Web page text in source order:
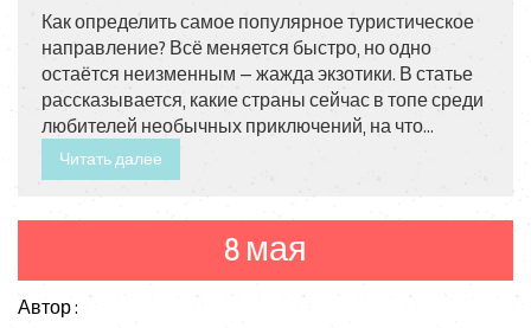
Как определить самое популярное туристическое
направление? Всё меняется быстро, но одно
остаётся неизменным — жажда экзотики. В статье
рассказывается, какие страны сейчас в топе среди
любителей необычных приключений, на что
обратить внимание в путешествии и почему
экзотика так затягивает. Читатель узнает о
которое действительно удивит.
Читать далее
8 мая
Автор :